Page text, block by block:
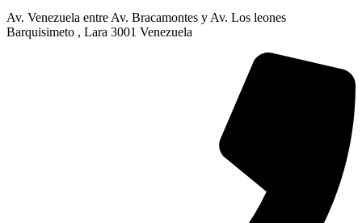
Av. Venezuela entre Av. Bracamontes y Av. Los leones
Barquisimeto , Lara 3001 Venezuela